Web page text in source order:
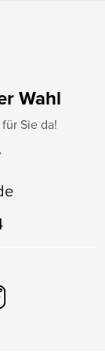
Wahl
Sie da!